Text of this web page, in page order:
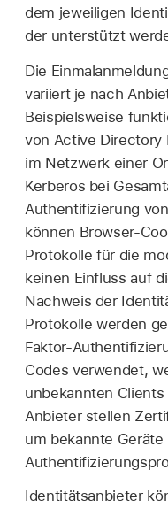
dem jeweiligen
der unterstützt
Die
variiert je nach
Beispielsweise
von Active Directory
im Netzwerk einer
Kerberos bei
Authentifizierung
können Browser-
Protokolle für die
keinen Einfluss auf
Nachweis der
Protokolle werden
Faktor-
Codes verwendet,
unbekannten
Anbieter stellen
um bekannte
Identitätsanbieter